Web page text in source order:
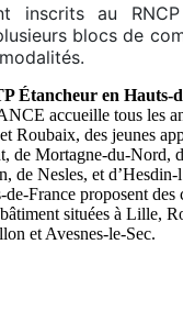
inscrits au
blocs de
Étancheur en Hauts-
accueille tous les
Roubaix, des jeunes
de Mortagne-du-Nord,
de Nesles, et d’Hesdin-
France proposent
situées à Lille,
et Avesnes-le-Sec.